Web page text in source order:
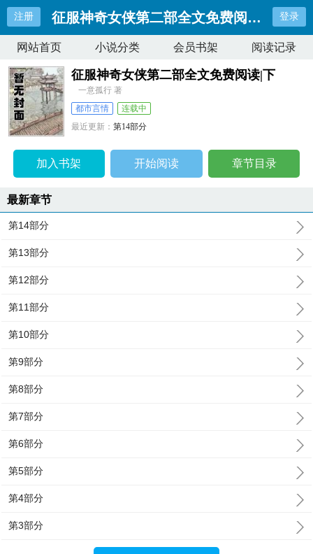
注册 征服神奇女侠第二部全文免费阅读|下 登录
网站首页 小说分类 会员书架 阅读记录
征服神奇女侠第二部全文免费阅读|下
一意孤行 著
都市言情
连载中
最近更新：第14部分
加入书架 开始阅读 章节目录
最新章节
第14部分
第13部分
第12部分
第11部分
第10部分
第9部分
第8部分
第7部分
第6部分
第5部分
第4部分
第3部分